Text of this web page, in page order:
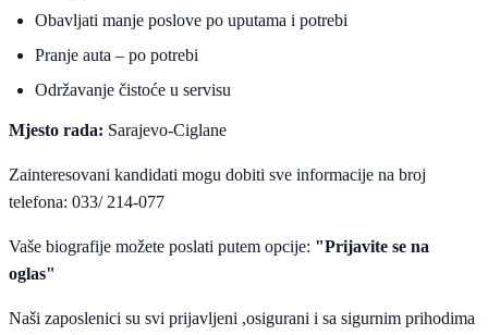
Obavljati manje poslove po uputama i potrebi
Pranje auta – po potrebi
Održavanje čistoće u servisu
Mjesto rada: Sarajevo-Ciglane
Zainteresovani kandidati mogu dobiti sve informacije na broj
telefona: 033/ 214-077
Vaše biografije možete poslati putem opcije: "Prijavite se na
oglas"
Naši zaposlenici su svi prijavljeni ,osigurani i sa sigurnim prihodima